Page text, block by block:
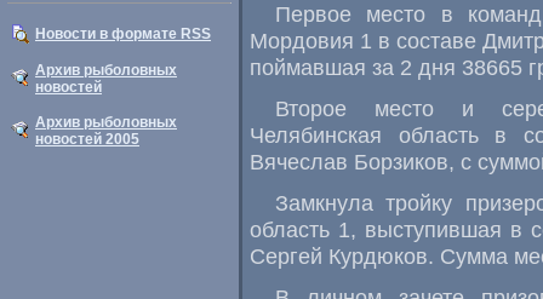
Новости в формате RSS
Архив рыболовных
новостей
Архив рыболовных
новостей 2005
Первое место в
Мордовия 1 в составе
поймавшая за 2 дня 38665
Второе место и
Челябинская область в
Вячеслав Борзиков, с
Замкнула тройку
область 1, выступившая в
Сергей Курдюков. Сумма